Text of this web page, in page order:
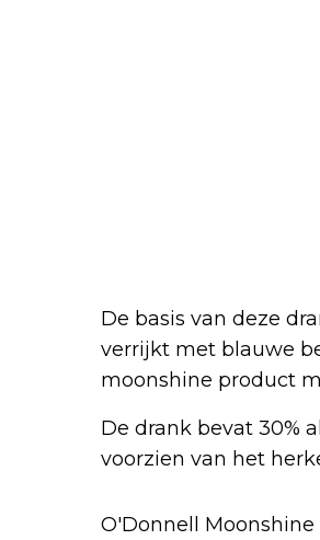
De basis van deze
verrijkt met blauwe
moonshine product
De drank bevat 30%
voorzien van het
O'Donnell